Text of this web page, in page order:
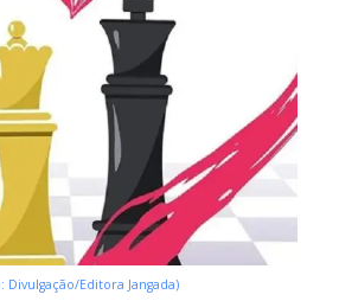
Divulgação/Editora Jangada)